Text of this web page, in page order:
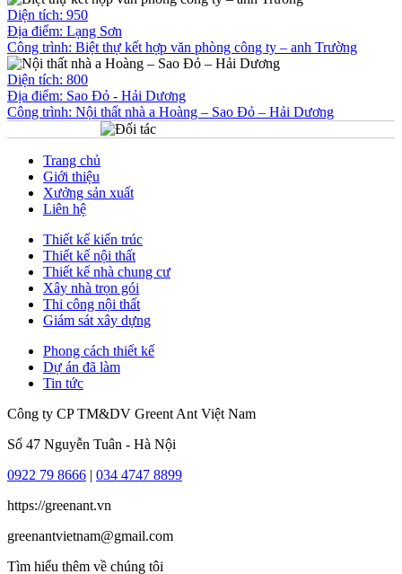
Diện tích: 950
Địa điểm: Lạng Sơn
Công trình: Biệt thự kết hợp văn phòng công ty – anh Trường
Diện tích: 800
Địa điểm: Sao Đỏ - Hải Dương
Công trình: Nội thất nhà a Hoàng – Sao Đỏ – Hải Dương
Trang chủ
Giới thiệu
Xưởng sản xuất
Liên hệ
Thiết kế kiến trúc
Thiết kế nội thất
Thiết kế nhà chung cư
Xây nhà trọn gói
Thi công nội thất
Giám sát xây dựng
Phong cách thiết kế
Dự án đã làm
Tin tức
Công ty CP TM&DV Greent Ant Việt Nam
Số 47 Nguyễn Tuân - Hà Nội
0922 79 8666 | 034 4747 8899
https://greenant.vn
greenantvietnam@gmail.com
Tìm hiểu thêm về chúng tôi